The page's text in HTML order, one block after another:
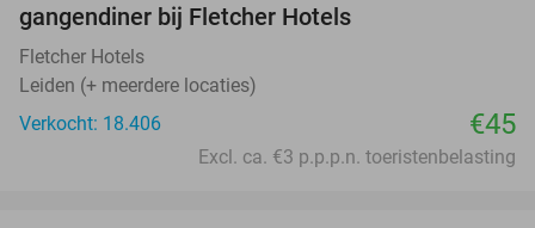
gangendiner bij Fletcher Hotels
Fletcher Hotels
Leiden (+ meerdere locaties)
Verkocht: 18.406
€45
Excl. ca. €3 p.p.p.n. toeristenbelasting